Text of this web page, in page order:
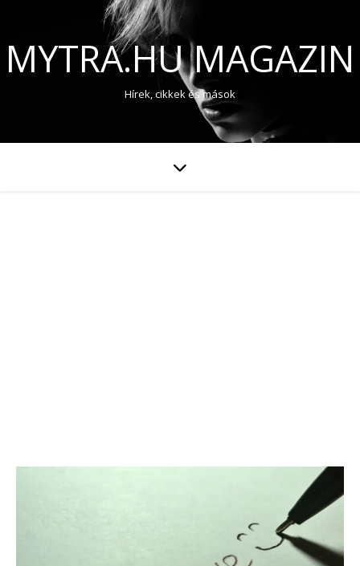
MYTRA.HU MAGAZIN
Hírek, cikkek és mások